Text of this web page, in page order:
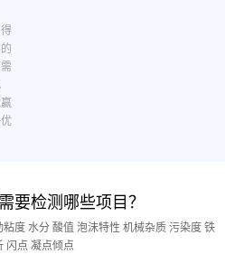
要检测哪些项目？
度 水分 酸值 泡沫特性 机械杂质 污染度 铁
闪点 凝点倾点